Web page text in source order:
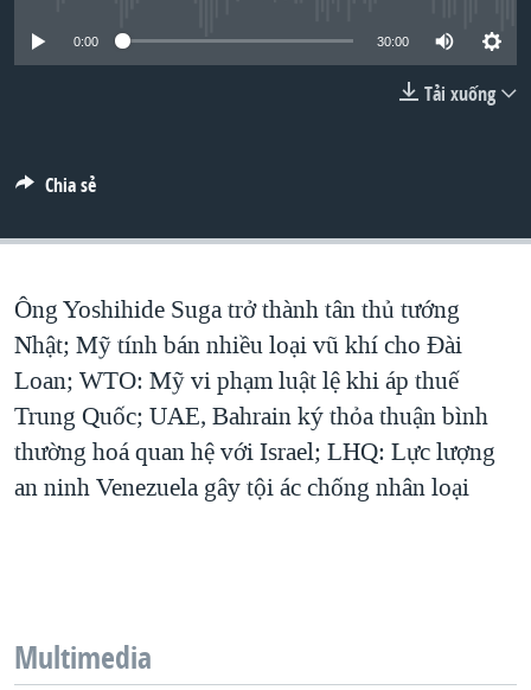
"Tìm"
ĐỜI SỐNG
SỨC KHOẺ
VĂN HOÁ
GIÁO DỤC
HÀNH TRÌNH BẦU CỬ 2024
NGÀY TỊ NẠN THẾ GIỚI
CHI PHÍ CHIẾN TRANH AFGHANISTAN
CÁC GIÁ TRỊ CỘNG HÒA Ở VIỆT NAM
THƯỢNG ĐỈNH TRUMP-KIM TẠI VIỆT NAM
TRỊNH VĨNH BÌNH VS. CHÍNH PHỦ VIỆT NAM
NGƯ DÂN VIỆT VÀ LÀN SÓNG TRỘM HẢI SÂM
NGHE
Ngôn ngữ khác
0:00 30:00
Tải xuống
Chia sẻ
Ông Yoshihide Suga trở thành tân thủ tướng
Nhật; Mỹ tính bán nhiều loại vũ khí cho Đài
Loan; WTO: Mỹ vi phạm luật lệ khi áp thuế
Trung Quốc; UAE, Bahrain ký thỏa thuận bình
thường hoá quan hệ với Israel; LHQ: Lực lượng
an ninh Venezuela gây tội ác chống nhân loại
Multimedia